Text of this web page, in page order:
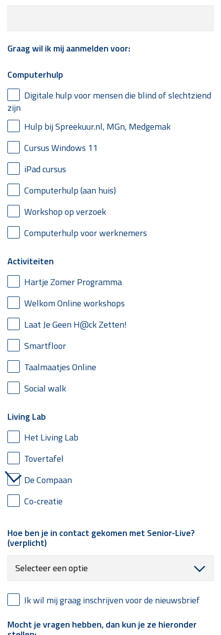
Graag wil ik mij aanmelden voor:
Computerhulp
Digitale hulp voor mensen die blind of slechtziend
zijn
Hulp bij Spreekuur.nl, MGn, Medgemak
Cursus Windows 11
iPad cursus
Computerhulp (aan huis)
Workshop op verzoek
Computerhulp voor werknemers
Activiteiten
Hartje Zomer Programma
Welkom Online workshops
Laat Je Geen H@ck Zetten!
Smartfloor
Taalmaatjes Online
Social walk
Living Lab
Het Living Lab
Tovertafel
De Compaan
Co-creatie
Hoe ben je in contact gekomen met Senior-Live?
(verplicht)
Ik wil mij graag inschrijven voor de nieuwsbrief
Mocht je vragen hebben, dan kun je ze hieronder